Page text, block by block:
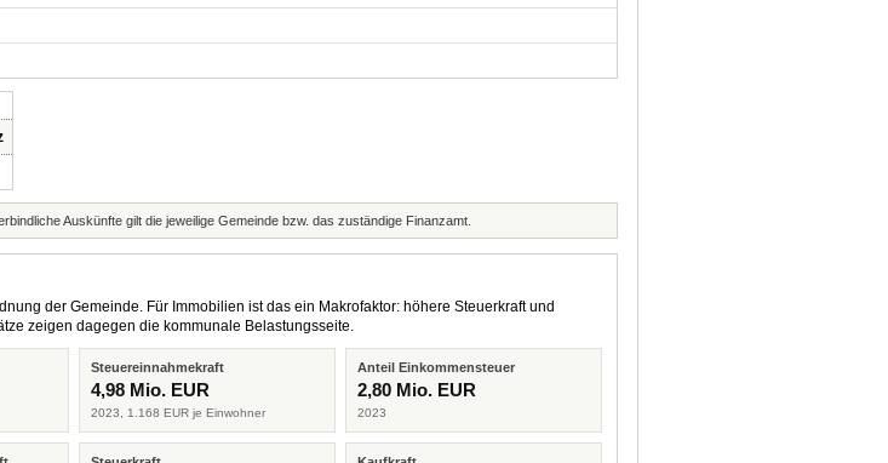
Auskünfte gilt die jeweilige Gemeinde bzw. das zuständige Finanzamt.
der Gemeinde. Für Immobilien ist das ein Makrofaktor: höhere Steuerkraft und
zeigen dagegen die kommunale Belastungsseite.
Steuereinnahmekraft
4,98 Mio. EUR
2023, 1.168 EUR je Einwohner
Anteil Einkommensteuer
2,80 Mio. EUR
2023